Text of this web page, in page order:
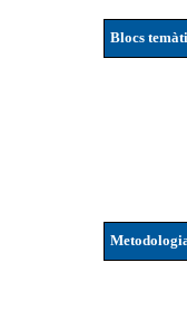
Blocs